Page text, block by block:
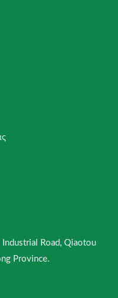
Industrial Road, Qiaotou
Province.